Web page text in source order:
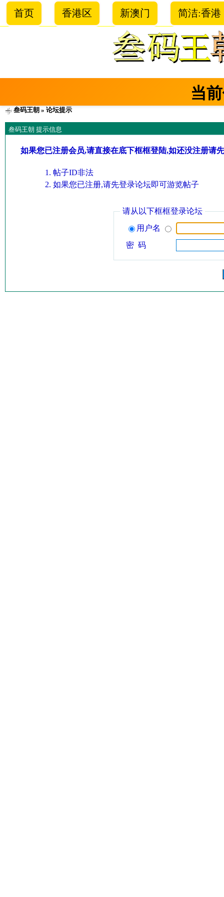
首页 香港区 新澳门 简洁:香港
当
叁码王朝 » 论坛提示
叁码王朝 提示信息
如果您已注册会员,请直接在底下框框登陆,如还没注册请
帖子ID非法
如果您已注册,请先登录论坛即可游览帖子
请从以下框框登录论坛
用户名
密 码